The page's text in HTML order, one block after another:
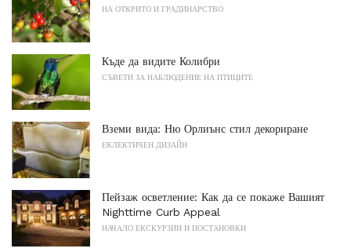
НА ОТКРИТО И ГРАДИНАРСТВО
Къде да видите Колибри
СЪВЕТИ ЗА НАБЛЮДЕНИЕ НА ПТИЦИТЕ
Вземи вида: Ню Орлиънс стил декориране
ЕКЛЕКТИЧЕН ДИЗАЙН
Пейзаж осветление: Как да се покаже Вашият
Nighttime Curb Appeal
НАЧАЛО ЕКСКУРЗИИ И ПОСТАНОВКИ